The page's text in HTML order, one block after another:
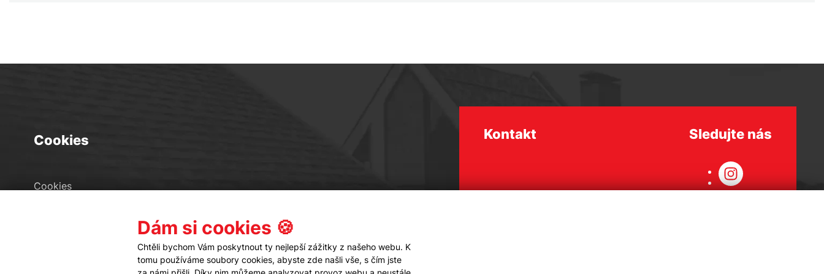
Cookies
Cookies
Kontakt Sledujte nás
Dám si cookies 🍪
Chtěli bychom Vám poskytnout ty nejlepší zážitky z našeho webu. K
tomu používáme soubory cookies, abyste zde našli vše, s čím jste